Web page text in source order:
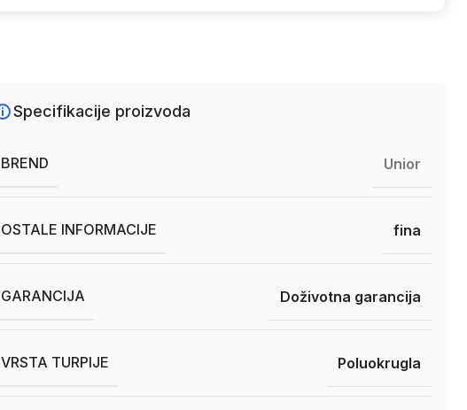
Specifikacije proizvoda
BREND Unior
OSTALE INFORMACIJE fina
GARANCIJA Doživotna garancija
VRSTA TURPIJE Poluokrugla